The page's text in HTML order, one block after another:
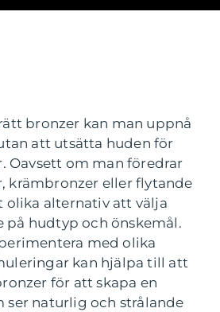
bronzer kan man uppnå
att utsätta huden för
Oavsett om man föredrar
krämbronzer eller flytande
olika alternativ att välja
på hudtyp och önskemål.
med olika
kan hjälpa till att
för att skapa en
ser naturlig och strålande